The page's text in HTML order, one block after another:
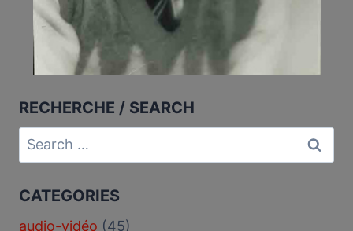
RECHERCHE / SEARCH
Search
for:
CATEGORIES
audio-vidéo (45)